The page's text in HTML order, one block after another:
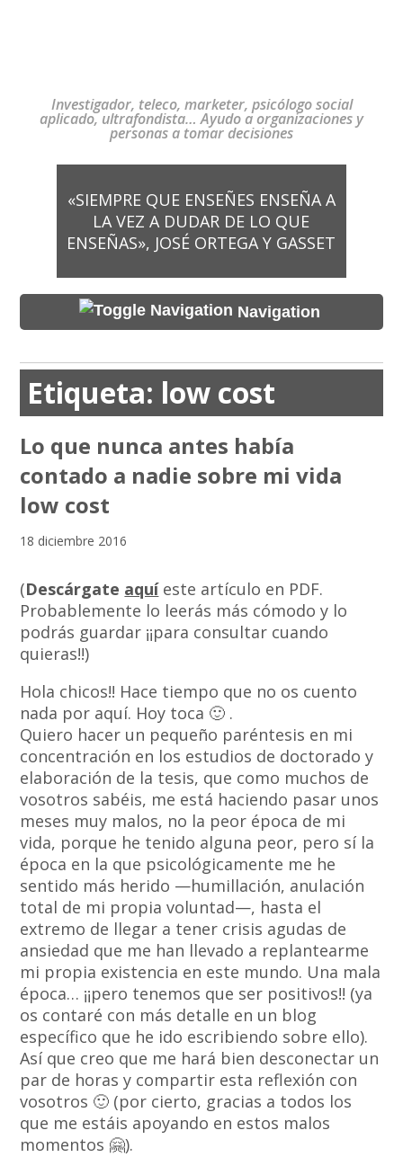
Investigador, teleco, marketer, psicólogo social
aplicado, ultrafondista… Ayudo a organizaciones y
personas a tomar decisiones
«SIEMPRE QUE ENSEÑES ENSEÑA A
LA VEZ A DUDAR DE LO QUE
ENSEÑAS», JOSÉ ORTEGA Y GASSET
Navigation
Etiqueta: low cost
Lo que nunca antes había
contado a nadie sobre mi vida
low cost
18 diciembre 2016
(Descárgate aquíeste artículo en PDF.
Probablemente lo leerás más cómodo y lo
podrás guardar ¡¡para consultar cuando
quieras!!)
Hola chicos!! Hace tiempo que no os cuento
nada por aquí. Hoy toca 🙂 .
Quiero hacer un pequeño paréntesis en mi
concentración en los estudios de doctorado y
elaboración de la tesis, que como muchos de
vosotros sabéis, me está haciendo pasar unos
meses muy malos, no la peor época de mi
vida, porque he tenido alguna peor, pero sí la
época en la que psicológicamente me he
sentido más herido —humillación, anulación
total de mi propia voluntad—, hasta el
extremo de llegar a tener crisis agudas de
ansiedad que me han llevado a replantearme
mi propia existencia en este mundo. Una mala
época… ¡¡pero tenemos que ser positivos!! (ya
os contaré con más detalle en un blog
específico que he ido escribiendo sobre ello).
Así que creo que me hará bien desconectar un
par de horas y compartir esta reflexión con
vosotros 🙂 (por cierto, gracias a todos los
que me estáis apoyando en estos malos
momentos 🤗).